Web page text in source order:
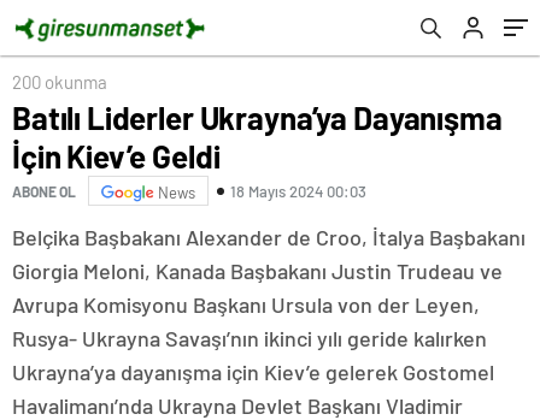
200 okunma
Batılı Liderler Ukrayna’ya Dayanışma
İçin Kiev’e Geldi
ABONE OL News 18 Mayıs 2024 00:03
Belçika Başbakanı Alexander de Croo, İtalya Başbakanı
Giorgia Meloni, Kanada Başbakanı Justin Trudeau ve
Avrupa Komisyonu Başkanı Ursula von der Leyen,
Rusya- Ukrayna Savaşı’nın ikinci yılı geride kalırken
Ukrayna’ya dayanışma için Kiev’e gelerek Gostomel
Havalimanı’nda Ukrayna Devlet Başkanı Vladimir